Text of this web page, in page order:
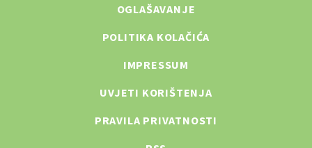
OGLAŠAVANJE
POLITIKA KOLAČIĆA
IMPRESSUM
UVJETI KORIŠTENJA
PRAVILA PRIVATNOSTI